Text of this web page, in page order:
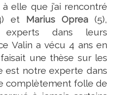
à elle que j’ai rencontré
et Marius Oprea(5),
experts dans leurs
Valin a vécu 4 ans en
une thèse sur les
est notre experte dans
complètement folle de